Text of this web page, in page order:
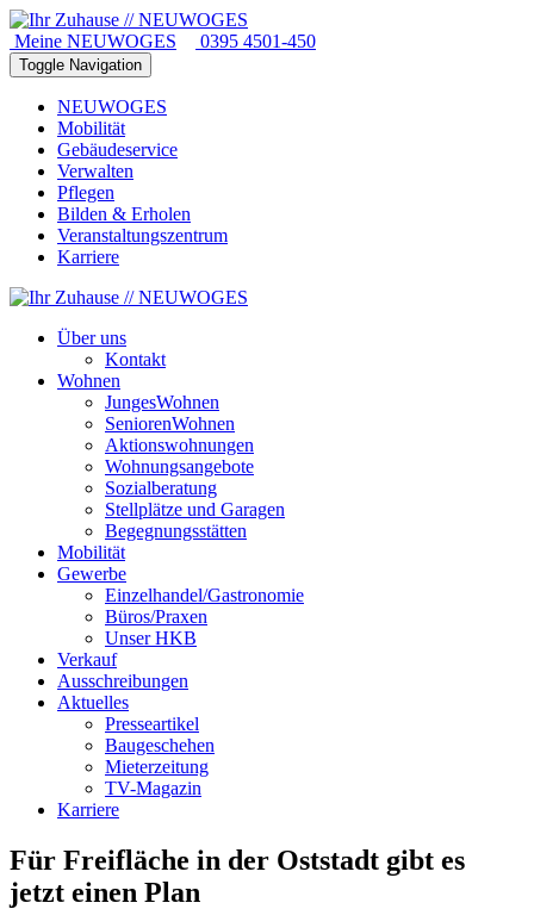
Meine NEUWOGES 0395 4501-450
Toggle Navigation
NEUWOGES
Mobilität
Gebäudeservice
Verwalten
Pflegen
Bilden & Erholen
Veranstaltungszentrum
Karriere
Über uns
Kontakt
Wohnen
JungesWohnen
SeniorenWohnen
Aktionswohnungen
Wohnungsangebote
Sozialberatung
Stellplätze und Garagen
Begegnungsstätten
Mobilität
Gewerbe
Einzelhandel/Gastronomie
Büros/Praxen
Unser HKB
Verkauf
Ausschreibungen
Aktuelles
Presseartikel
Baugeschehen
Mieterzeitung
TV-Magazin
Karriere
Für Freifläche in der Oststadt gibt es
jetzt einen Plan